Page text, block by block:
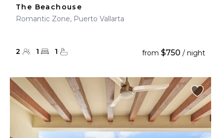
The Beachouse
Romantic Zone, Puerto Vallarta
2 1 1 from $750 / night